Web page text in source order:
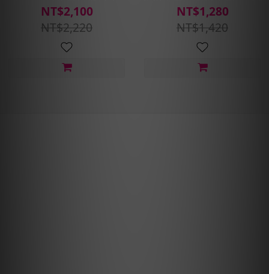
健檢保養套組(含安裝費_耗
材另計)
NT$2,100
NT$2,220
NT$1,280
NT$1,420